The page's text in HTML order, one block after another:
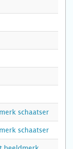
schaatser
schaatser